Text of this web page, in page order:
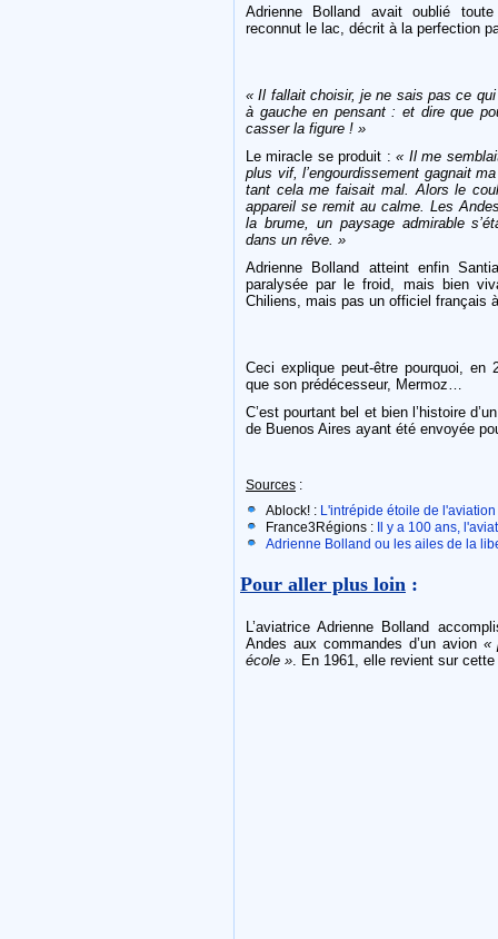
Adrienne Bolland avait oublié
reconnut le lac, décrit à la perfection
« Il fallait choisir, je ne sais pas ce qui
à gauche en pensant : et dire que
casser la figure ! »
Le miracle se produit : « Il me
plus vif, l’engourdissement gagnait
tant cela me faisait mal. Alors le
appareil se remit au calme. Les
la brume, un paysage admirable
dans un rêve. »
Adrienne Bolland atteint enfin
paralysée par le froid, mais bien
Chiliens, mais pas un officiel français
Ceci explique peut-être pourquoi, en
que son prédécesseur, Mermoz…
C’est pourtant bel et bien l’histoire
de Buenos Aires ayant été envoyée
Sources :
Ablock! : L'intrépide étoile de
France3Régions :
Il y a 100 ans,
Adrienne Bolland ou les ailes de la
Pour aller plus loin :
L’aviatrice Adrienne Bolland
Andes aux commandes d’un avion «
école ». En 1961, elle revient sur